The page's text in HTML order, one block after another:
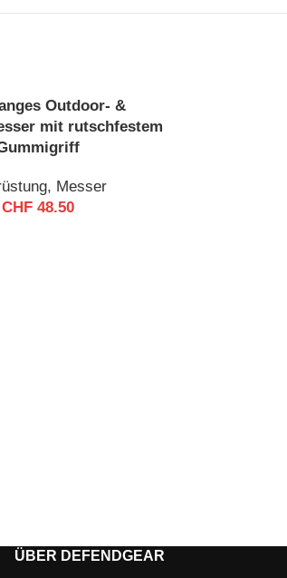
Outdoor- &
mit rutschfestem
, Messer
CHF 48.50
ÜBER DEFENDGEAR